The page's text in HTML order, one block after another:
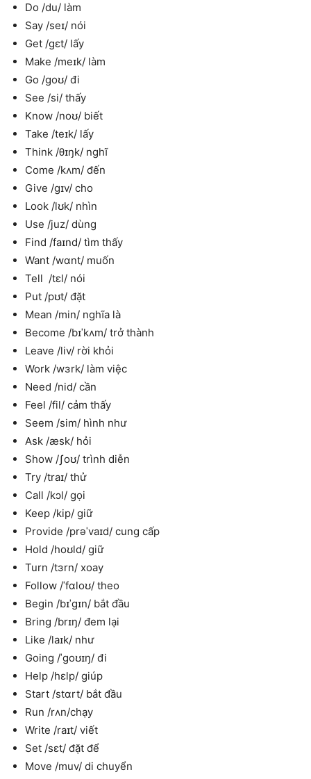
Do /du/ làm
Say /seɪ/ nói
Get /gɛt/ lấy
Make /meɪk/ làm
Go /goʊ/ đi
See /si/ thấy
Know /noʊ/ biết
Take /teɪk/ lấy
Think /θɪŋk/ nghĩ
Come /kʌm/ đến
Give /gɪv/ cho
Look /lʊk/ nhìn
Use /juz/ dùng
Find /faɪnd/ tìm thấy
Want /wɑnt/ muốn
Tell /tɛl/ nói
Put /pʊt/ đặt
Mean /min/ nghĩa là
Become /bɪˈkʌm/ trở thành
Leave /liv/ rời khỏi
Work /wɜrk/ làm việc
Need /nid/ cần
Feel /fil/ cảm thấy
Seem /sim/ hình như
Ask /æsk/ hỏi
Show /ʃoʊ/ trình diễn
Try /traɪ/ thử
Call /kɔl/ gọi
Keep /kip/ giữ
Provide /prəˈvaɪd/ cung cấp
Hold /hoʊld/ giữ
Turn /tɜrn/ xoay
Follow /ˈfɑloʊ/ theo
Begin /bɪˈgɪn/ bắt đầu
Bring /brɪŋ/ đem lại
Like /laɪk/ như
Going /ˈgoʊɪŋ/ đi
Help /hɛlp/ giúp
Start /stɑrt/ bắt đầu
Run /rʌn/chạy
Write /raɪt/ viết
Set /sɛt/ đặt để
Move /muv/ di chuyển